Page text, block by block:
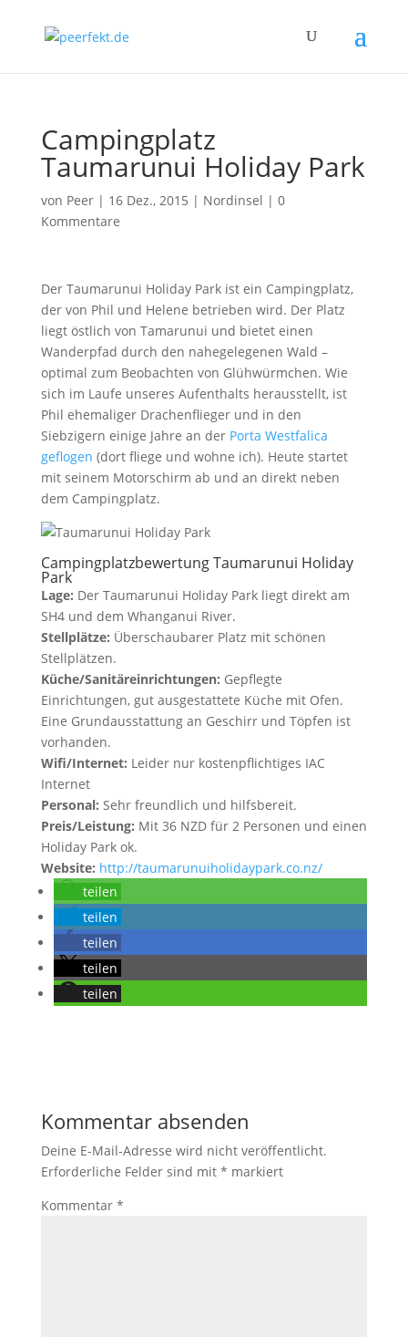
Campingplatz
Taumarunui Holiday Park
von Peer| 16 Dez., 2015 | Nordinsel | 0
Kommentare
Der Taumarunui Holiday Park ist ein Campingplatz,
der von Phil und Helene betrieben wird. Der Platz
liegt östlich von Tamarunui und bietet einen
Wanderpfad durch den nahegelegenen Wald –
optimal zum Beobachten von Glühwürmchen. Wie
sich im Laufe unseres Aufenthalts herausstellt, ist
Phil ehemaliger Drachenflieger und in den
Siebzigern einige Jahre an der Porta Westfalica
geflogen (dort fliege und wohne ich). Heute startet
mit seinem Motorschirm ab und an direkt neben
dem Campingplatz.
Campingplatzbewertung Taumarunui Holiday
Park
Lage: Der Taumarunui Holiday Park liegt direkt am
SH4 und dem Whanganui River.
Stellplätze: Überschaubarer Platz mit schönen
Stellplätzen.
Küche/Sanitäreinrichtungen: Gepflegte
Einrichtungen, gut ausgestattete Küche mit Ofen.
Eine Grundausstattung an Geschirr und Töpfen ist
vorhanden.
Wifi/Internet: Leider nur kostenpflichtiges IAC
Internet
Personal: Sehr freundlich und hilfsbereit.
Preis/Leistung: Mit 36 NZD für 2 Personen und einen
Holiday Park ok.
Website: http://taumarunuiholidaypark.co.nz/
teilen
teilen
teilen
teilen
teilen
Kommentar absenden
Deine E-Mail-Adresse wird nicht veröffentlicht.
Erforderliche Felder sind mit * markiert
Kommentar *